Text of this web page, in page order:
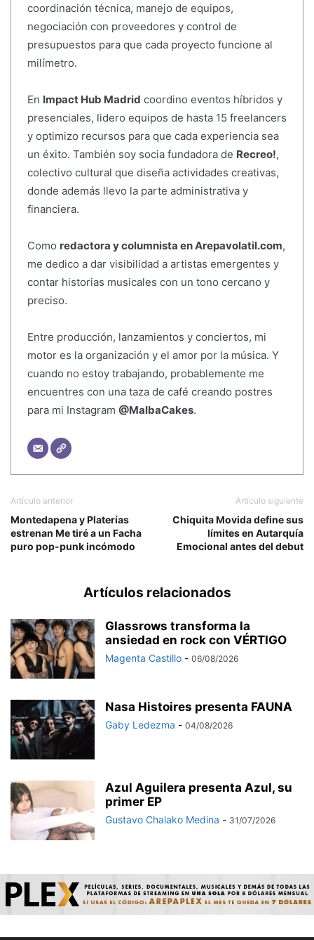
coordinación técnica, manejo de equipos,
negociación con proveedores y control de
presupuestos para que cada proyecto funcione al
milímetro.
En Impact Hub Madrid coordino eventos híbridos y
presenciales, lidero equipos de hasta 15 freelancers
y optimizo recursos para que cada experiencia sea
un éxito. También soy socia fundadora de Recreo!,
colectivo cultural que diseña actividades creativas,
donde además llevo la parte administrativa y
financiera.
Como redactora y columnista en Arepavolatil.com,
me dedico a dar visibilidad a artistas emergentes y
contar historias musicales con un tono cercano y
preciso.
Entre producción, lanzamientos y conciertos, mi
motor es la organización y el amor por la música. Y
cuando no estoy trabajando, probablemente me
encuentres con una taza de café creando postres
para mi Instagram @MalbaCakes.
Artículo anterior
Montedapena y Platerías
estrenan Me tiré a un Facha
puro pop-punk incómodo
Artículo siguiente
Chiquita Movida define sus
límites en Autarquía
Emocional antes del debut
Artículos relacionados
Glassrows transforma la
ansiedad en rock con VÉRTIGO
Magenta Castillo - 06/08/2026
Nasa Histoires presenta FAUNA
Gaby Ledezma - 04/08/2026
Azul Aguilera presenta Azul, su
primer EP
Gustavo Chalako Medina - 31/07/2026